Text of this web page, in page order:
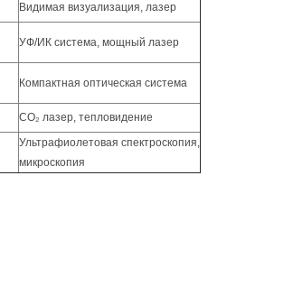
Видимая визуализация, лазер
УФ/ИК система, мощный лазер
Компактная оптическая система
CO₂ лазер, тепловидение
Ультрафиолетовая спектроскопия,
микроскопия